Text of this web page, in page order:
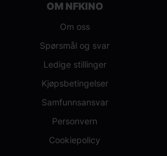
OM NFKINO
Om oss
Spørsmål og svar
Ledige stillinger
Kjøpsbetingelser
Samfunnsansvar
Personvern
Cookiepolicy